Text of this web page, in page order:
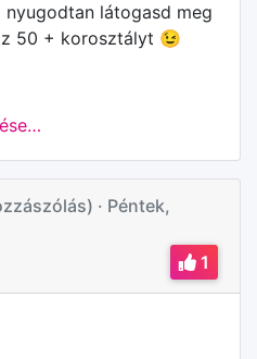
látogasd meg
50 + korosztályt 😉
· Péntek,
1